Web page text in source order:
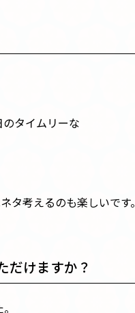
タイムリーな
タ考えるのも楽しいです
だけますか？